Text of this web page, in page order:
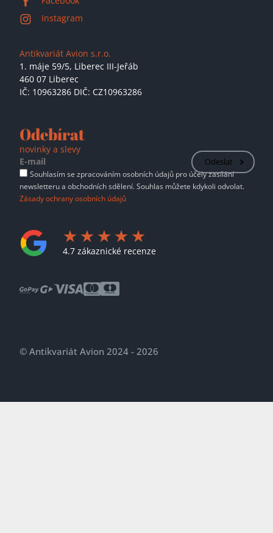
Instagram
Antikvariát Avion s.r.o.
1. máje 59/5, Liberec III-Jeřáb
460 07 Liberec
IČ: 10963286 DIČ: CZ10963286
Odebírat
novinky a slevy
Odeslat
Souhlasím se zpracováním osobních údajů pro účely zasílání
newsletteru a obchodních sdělení. Souhlas můžete kdykoli odvolat.
Zásady ochrany osobních údajů
4.7 zákaznické recenze
© Antikvariát Avion 2024 - 2026